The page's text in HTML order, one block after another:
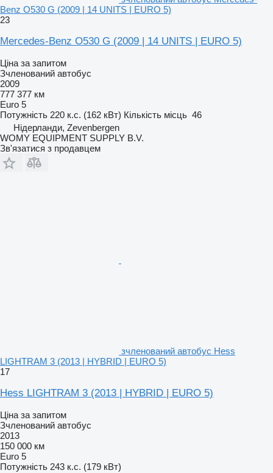
Benz O530 G (2009 | 14 UNITS | EURO 5)
23
Mercedes-Benz O530 G (2009 | 14 UNITS | EURO 5)
Ціна за запитом
Зчленований автобус
2009
777 377 км
Euro 5
Потужність 220 к.с. (162 кВт) Кількість місць 46
Нідерланди, Zevenbergen
WOMY EQUIPMENT SUPPLY B.V.
Зв'язатися з продавцем
зчленований автобус Hess
LIGHTRAM 3 (2013 | HYBRID | EURO 5)
17
Hess LIGHTRAM 3 (2013 | HYBRID | EURO 5)
Ціна за запитом
Зчленований автобус
2013
150 000 км
Euro 5
Потужність 243 к.с. (179 кВт)